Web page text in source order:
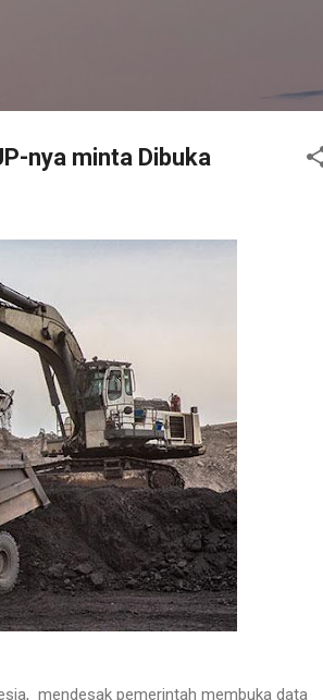
nya minta Dibuka
mendesak pemerintah membuka data